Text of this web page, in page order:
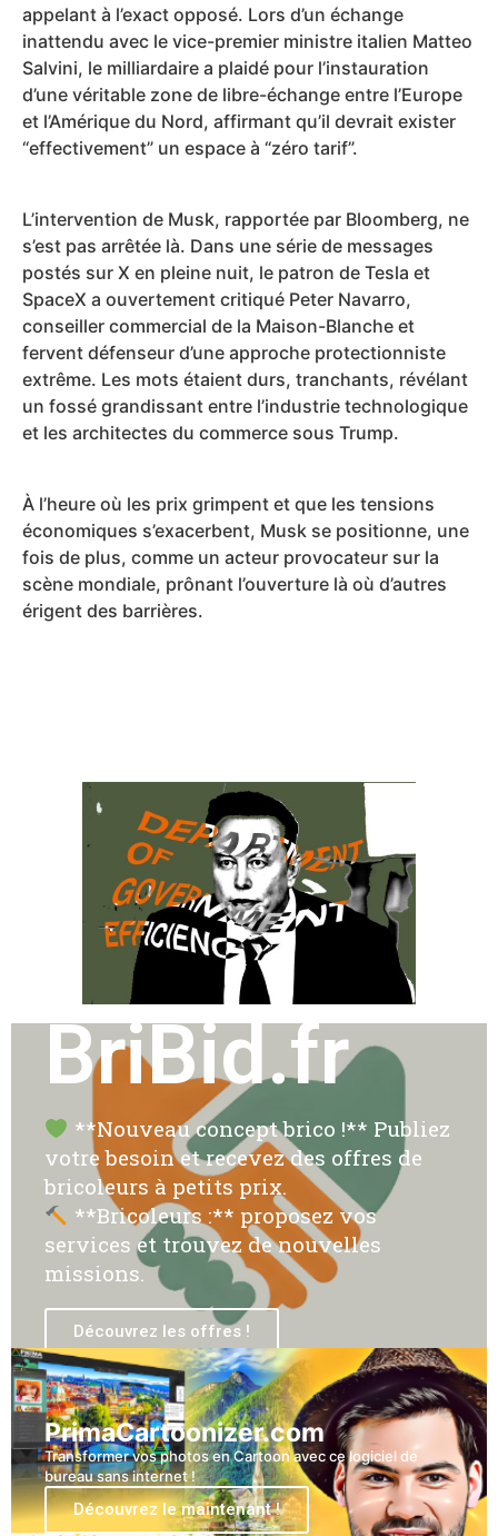
appelant à l’exact opposé. Lors d’un échange
inattendu avec le vice-premier ministre italien Matteo
Salvini, le milliardaire a plaidé pour l’instauration
d’une véritable zone de libre-échange entre l’Europe
et l’Amérique du Nord, affirmant qu’il devrait exister
“effectivement” un espace à “zéro tarif”.
L’intervention de Musk, rapportée par Bloomberg, ne
s’est pas arrêtée là. Dans une série de messages
postés sur X en pleine nuit, le patron de Tesla et
SpaceX a ouvertement critiqué Peter Navarro,
conseiller commercial de la Maison-Blanche et
fervent défenseur d’une approche protectionniste
extrême. Les mots étaient durs, tranchants, révélant
un fossé grandissant entre l’industrie technologique
et les architectes du commerce sous Trump.
À l’heure où les prix grimpent et que les tensions
économiques s’exacerbent, Musk se positionne, une
fois de plus, comme un acteur provocateur sur la
scène mondiale, prônant l’ouverture là où d’autres
érigent des barrières.
BriBid.fr
**Nouveau concept brico !** Publiez
votre besoin et recevez des offres de
bricoleurs à petits prix.
**Bricoleurs :** proposez vos
services et trouvez de nouvelles
missions.
Découvrez les offres !
PrimaCartoonizer.com
Transformer vos photos en Cartoon avec ce logiciel de
bureau sans internet !
Découvrez le maintenant !